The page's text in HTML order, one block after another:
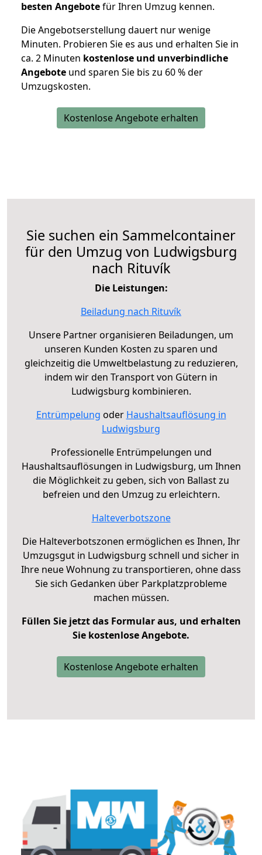
besten Angebotefür Ihren Umzug kennen.
Die Angebotserstellung dauert nur wenige
Minuten. Probieren Sie es aus und erhalten Sie in
ca. 2 Minuten kostenlose und unverbindliche
Angebote und sparen Sie bis zu 60 % der
Umzugskosten.
Kostenlose Angebote erhalten
Sie suchen ein Sammelcontainer
für den Umzug von Ludwigsburg
nach Rituvík
Die Leistungen:
Beiladung nach Rituvík
Unsere Partner organisieren Beiladungen, um
unseren Kunden Kosten zu sparen und
gleichzeitig die Umweltbelastung zu reduzieren,
indem wir den Transport von Gütern in
Ludwigsburg kombinieren.
Entrümpelung oder Haushaltsauflösung in
Ludwigsburg
Professionelle Entrümpelungen und
Haushaltsauflösungen in Ludwigsburg, um Ihnen
die Möglichkeit zu geben, sich von Ballast zu
befreien und den Umzug zu erleichtern.
Halteverbotszone
Die Halteverbotszonen ermöglichen es Ihnen, Ihr
Umzugsgut in Ludwigsburg schnell und sicher in
Ihre neue Wohnung zu transportieren, ohne dass
Sie sich Gedanken über Parkplatzprobleme
machen müssen.
Füllen Sie jetzt das Formular aus, und erhalten
Sie kostenlose Angebote.
Kostenlose Angebote erhalten